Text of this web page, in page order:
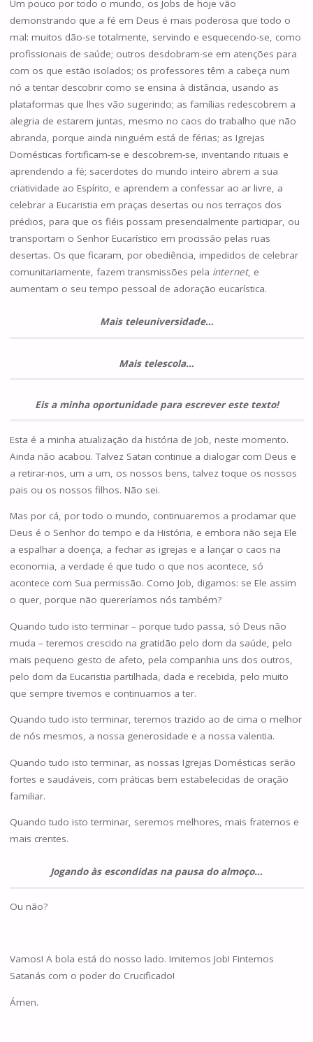
Um pouco por todo o mundo, os Jobs de hoje vão
demonstrando que a fé em Deus é mais poderosa que todo o
mal: muitos dão-se totalmente, servindo e esquecendo-se, como
profissionais de saúde; outros desdobram-se em atenções para
com os que estão isolados; os professores têm a cabeça num
nó a tentar descobrir como se ensina à distância, usando as
plataformas que lhes vão sugerindo; as famílias redescobrem a
alegria de estarem juntas, mesmo no caos do trabalho que não
abranda, porque ainda ninguém está de férias; as Igrejas
Domésticas fortificam-se e descobrem-se, inventando rituais e
aprendendo a fé; sacerdotes do mundo inteiro abrem a sua
criatividade ao Espírito, e aprendem a confessar ao ar livre, a
celebrar a Eucaristia em praças desertas ou nos terraços dos
prédios, para que os fiéis possam presencialmente participar, ou
transportam o Senhor Eucarístico em procissão pelas ruas
desertas. Os que ficaram, por obediência, impedidos de celebrar
comunitariamente, fazem transmissões pela internet, e
aumentam o seu tempo pessoal de adoração eucarística.
Mais teleuniversidade…
Mais telescola…
Eis a minha oportunidade para escrever este texto!
Esta é a minha atualização da história de Job, neste momento.
Ainda não acabou. Talvez Satan continue a dialogar com Deus e
a retirar-nos, um a um, os nossos bens, talvez toque os nossos
pais ou os nossos filhos. Não sei.
Mas por cá, por todo o mundo, continuaremos a proclamar que
Deus é o Senhor do tempo e da História, e embora não seja Ele
a espalhar a doença, a fechar as igrejas e a lançar o caos na
economia, a verdade é que tudo o que nos acontece, só
acontece com Sua permissão. Como Job, digamos: se Ele assim
o quer, porque não quereríamos nós também?
Quando tudo isto terminar – porque tudo passa, só Deus não
muda – teremos crescido na gratidão pelo dom da saúde, pelo
mais pequeno gesto de afeto, pela companhia uns dos outros,
pelo dom da Eucaristia partilhada, dada e recebida, pelo muito
que sempre tivemos e continuamos a ter.
Quando tudo isto terminar, teremos trazido ao de cima o melhor
de nós mesmos, a nossa generosidade e a nossa valentia.
Quando tudo isto terminar, as nossas Igrejas Domésticas serão
fortes e saudáveis, com práticas bem estabelecidas de oração
familiar.
Quando tudo isto terminar, seremos melhores, mais fraternos e
mais crentes.
Jogando às escondidas na pausa do almoço…
Ou não?
Vamos! A bola está do nosso lado. Imitemos Job! Fintemos
Satanás com o poder do Crucificado!
Ámen.